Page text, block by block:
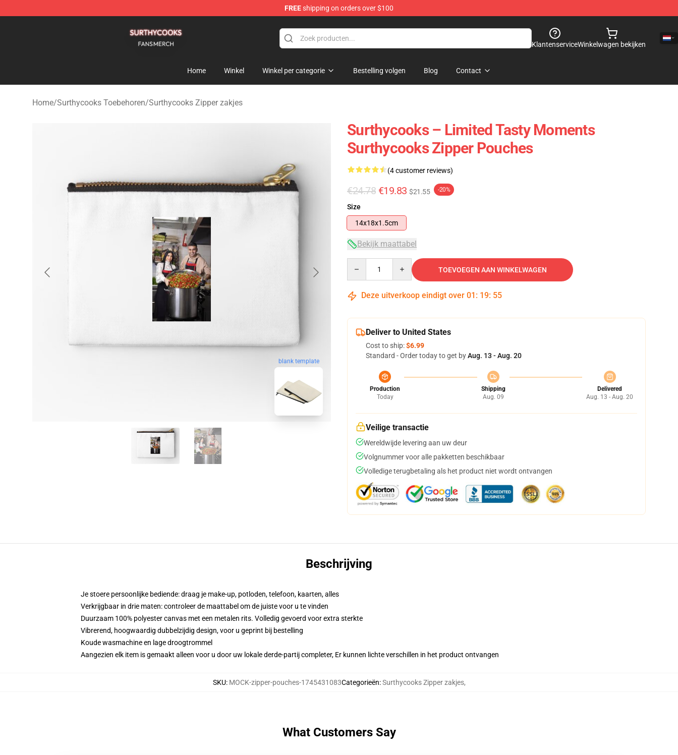
FREEshipping on orders over $100
KlantenserviceWinkelwagen bekijken
Home Winkel Winkel per categorie Bestelling volgen Blog Contact
Home/Surthycooks Toebehoren/Surthycooks Zipper zakjes
blank template
Surthycooks – Limited Tasty Moments
Surthycooks Zipper Pouches
(4 customer reviews)
€24.78 €19.83 $21.55 -20%
Size
14x18x1.5cm
Bekijk maattabel
TOEVOEGEN AAN WINKELWAGEN
Deze uitverkoop eindigt over 01 : 19: 54
Deliver to United States
Cost to ship:$6.99
Standard - Order today to get byAug. 13 - Aug. 20
Production
Today
Shipping
Aug. 09
Delivered
Aug. 13 - Aug. 20
Veilige transactie
Wereldwijde levering aan uw deur
Volgnummer voor alle pakketten beschikbaar
Volledige terugbetaling als het product niet wordt ontvangen
Beschrijving
Je stoere persoonlijke bediende: draag je make-up, potloden, telefoon, kaarten, alles
Verkrijgbaar in drie maten: controleer de maattabel om de juiste voor u te vinden
Duurzaam 100% polyester canvas met een metalen rits. Volledig gevoerd voor extra sterkte
Vibrerend, hoogwaardig dubbelzijdig design, voor u geprint bij bestelling
Koude wasmachine en lage droogtrommel
Aangezien elk item is gemaakt alleen voor u door uw lokale derde-partij completer, Er kunnen lichte verschillen in het product ontvangen
SKU: MOCK-zipper-pouches-1745431083Categorieën:Surthycooks Zipper zakjes,
What Customers Say